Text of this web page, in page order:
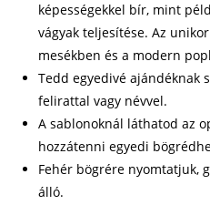
képességekkel bír, mint
vágyak teljesítése. Az
mesékben és a modern
Tedd egyedivé ajándéknak
felirattal vagy névvel.
A sablonoknál láthatod az
hozzátenni egyedi
Fehér bögrére nyomtatjuk,
álló.